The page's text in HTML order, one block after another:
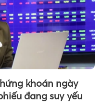
khoán ngày
đang suy yếu